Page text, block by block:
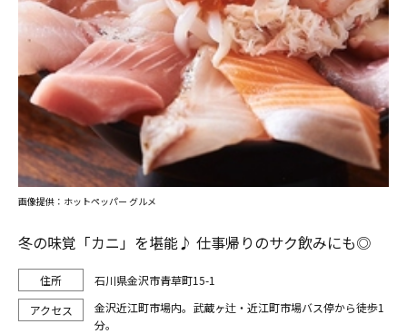
冬の味覚「カニ」を堪能♪ 仕事帰りのサク飲みにも◎
石川県金沢市青草町15-1
金沢近江町市場内。武蔵ヶ辻・近江町市場バス停から徒歩1
分。
画像提供：ホットペッパー グルメ